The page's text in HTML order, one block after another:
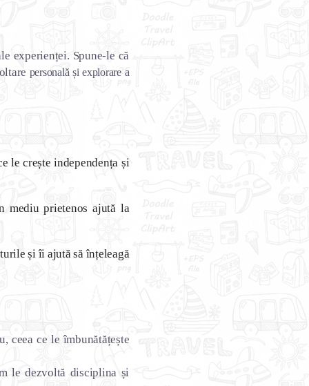
experienței. Spune-le că
personală și explorare a
le crește independența și
mediu prietenos ajută la
și îi ajută să înțeleagă
ceea ce le îmbunătățește
le dezvoltă disciplina și